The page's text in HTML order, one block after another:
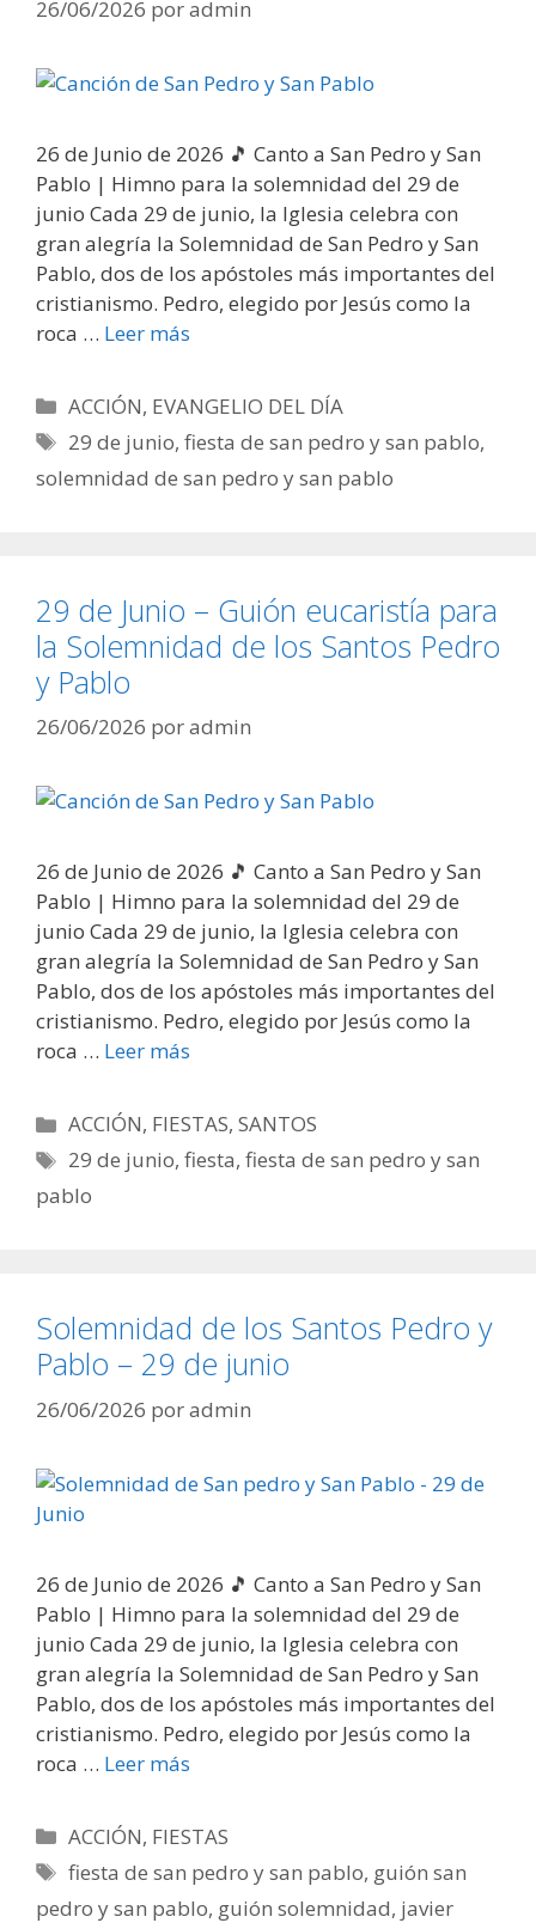
26/06/2026 poradmin
26 de Junio de 2026 🎵 Canto a San Pedro y San
Pablo | Himno para la solemnidad del 29 de
junio Cada 29 de junio, la Iglesia celebra con
gran alegría la Solemnidad de San Pedro y San
Pablo, dos de los apóstoles más importantes del
cristianismo. Pedro, elegido por Jesús como la
roca … Leer más
Categorías
ACCIÓN, EVANGELIO DEL DÍA
Etiquetas
29 de junio,fiesta de san pedro y san pablo,
solemnidad de san pedro y san pablo
29 de Junio – Guión eucaristía para
la Solemnidad de los Santos Pedro
y Pablo
26/06/2026 poradmin
26 de Junio de 2026 🎵 Canto a San Pedro y San
Pablo | Himno para la solemnidad del 29 de
junio Cada 29 de junio, la Iglesia celebra con
gran alegría la Solemnidad de San Pedro y San
Pablo, dos de los apóstoles más importantes del
cristianismo. Pedro, elegido por Jesús como la
roca … Leer más
Categorías
ACCIÓN, FIESTAS,SANTOS
Etiquetas
29 de junio,fiesta,fiesta de san pedro y san
pablo
Solemnidad de los Santos Pedro y
Pablo – 29 de junio
26/06/2026 poradmin
26 de Junio de 2026 🎵 Canto a San Pedro y San
Pablo | Himno para la solemnidad del 29 de
junio Cada 29 de junio, la Iglesia celebra con
gran alegría la Solemnidad de San Pedro y San
Pablo, dos de los apóstoles más importantes del
cristianismo. Pedro, elegido por Jesús como la
roca … Leer más
Categorías
ACCIÓN, FIESTAS
Etiquetas
fiesta de san pedro y san pablo, guión san
pedro y san pablo, guión solemnidad, javier